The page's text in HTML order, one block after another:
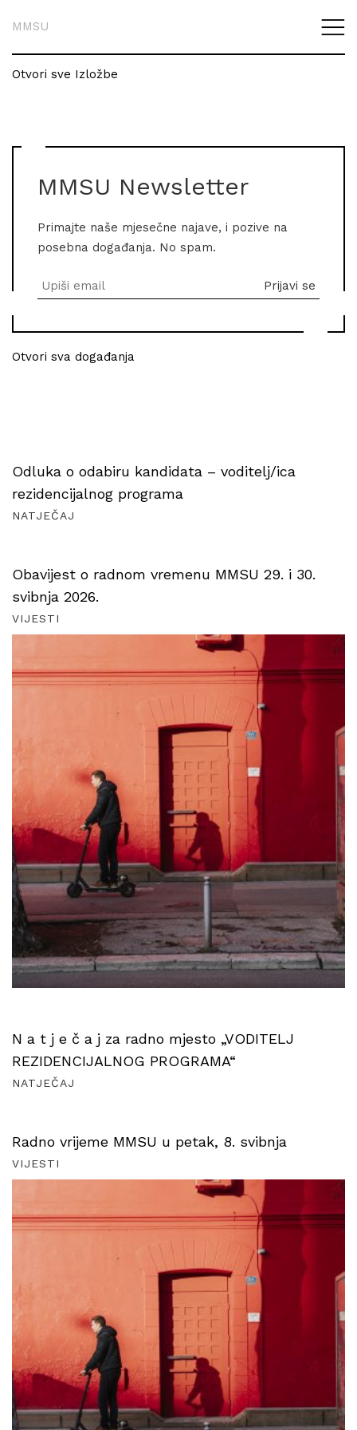
MMSU
Otvori sve Izložbe
MMSU Newsletter
Primajte naše mjesečne najave, i pozive na
posebna događanja. No spam.
Otvori sva događanja
Odluka o odabiru kandidata – voditelj/ica
rezidencijalnog programa
NATJEČAJ
Obavijest o radnom vremenu MMSU 29. i 30.
svibnja 2026.
VIJESTI
N a t j e č a j za radno mjesto „VODITELJ
REZIDENCIJALNOG PROGRAMA“
NATJEČAJ
Radno vrijeme MMSU u petak, 8. svibnja
VIJESTI